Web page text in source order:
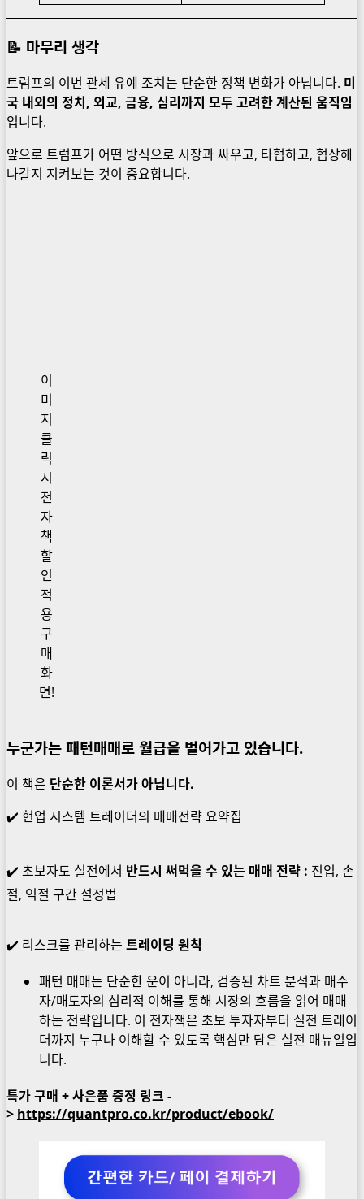
📝 마무리 생각
트럼프의 이번 관세 유예 조치는 단순한 정책 변화가 아닙니다. 미
국 내외의 정치, 외교, 금융, 심리까지 모두 고려한 계산된 움직임
입니다.
앞으로 트럼프가 어떤 방식으로 시장과 싸우고, 타협하고, 협상해
나갈지 지켜보는 것이 중요합니다.
이
미
지
클
릭
시
전
자
책
할
인
적
용
구
매
화
면!
누군가는 패턴매매로 월급을 벌어가고 있습니다.
이 책은 단순한 이론서가 아닙니다.
✔️ 현업 시스템 트레이더의 매매전략 요약집
✔️ 초보자도 실전에서 반드시 써먹을 수 있는 매매 전략 : 진입, 손
절, 익절 구간 설정법
✔️ 리스크를 관리하는 트레이딩 원칙
패턴 매매는 단순한 운이 아니라, 검증된 차트 분석과 매수
자/매도자의 심리적 이해를 통해 시장의 흐름을 읽어 매매
하는 전략입니다. 이 전자책은 초보 투자자부터 실전 트레이
더까지 누구나 이해할 수 있도록 핵심만 담은 실전 매뉴얼입
니다.
특가 구매 + 사은품 증정 링크 -
> https://quantpro.co.kr/product/ebook/